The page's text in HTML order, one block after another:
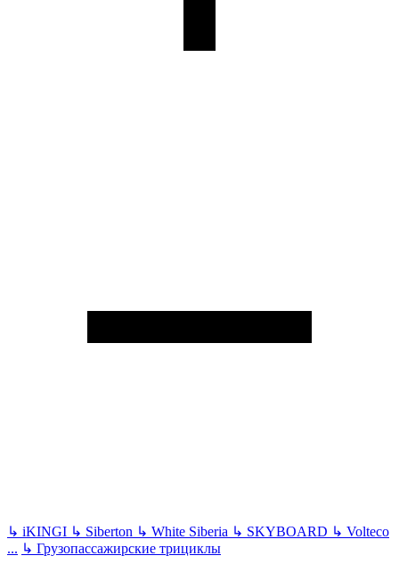
↳ iKINGI ↳ Siberton ↳ White Siberia ↳ SKYBOARD ↳ Volteco
... ↳ Грузопассажирские трициклы